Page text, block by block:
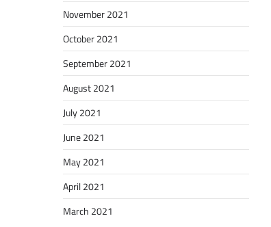
November 2021
October 2021
September 2021
August 2021
July 2021
June 2021
May 2021
April 2021
March 2021